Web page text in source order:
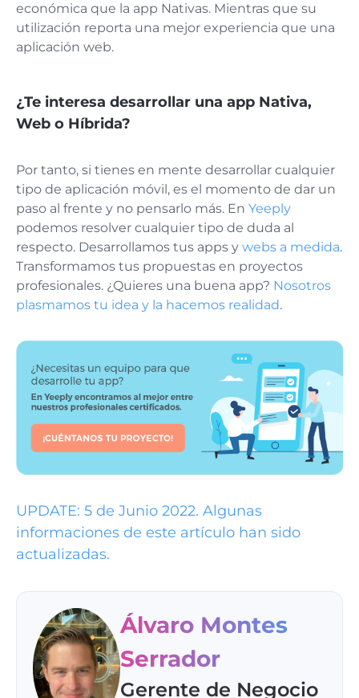
económica que la app Nativas. Mientras que su
utilización reporta una mejor experiencia que una
aplicación web.
¿Te interesa desarrollar una app Nativa,
Web o Híbrida?
Por tanto, si tienes en mente desarrollar cualquier
tipo de aplicación móvil, es el momento de dar un
paso al frente y no pensarlo más. En Yeeply
podemos resolver cualquier tipo de duda al
respecto. Desarrollamos tus apps y webs a medida.
Transformamos tus propuestas en proyectos
profesionales. ¿Quieres una buena app? Nosotros
plasmamos tu idea y la hacemos realidad.
UPDATE: 5 de Junio 2022. Algunas
informaciones de este artículo han sido
actualizadas.
Álvaro Montes
Serrador
Gerente de Negocio